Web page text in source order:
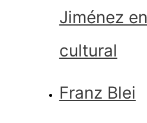
Jiménez
cultural
Franz Blei